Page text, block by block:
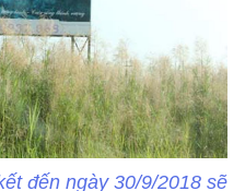
đến ngày 30/9/2018 sẽ